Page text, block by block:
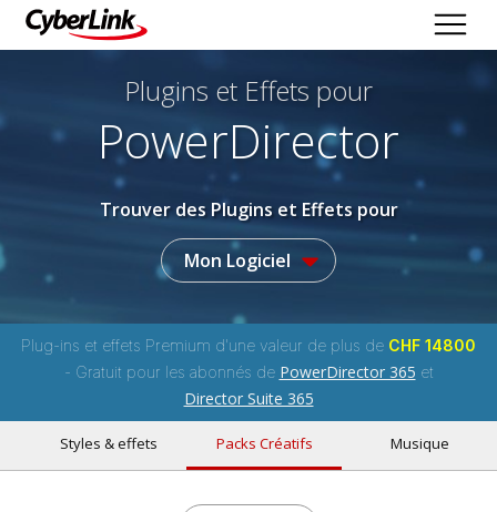
Plugins et Effets pour
PowerDirector
Trouver des Plugins et Effets pour
Mon Logiciel
Plug-ins et effets Premium d'une valeur de plus de CHF 14800
- Gratuit pour les abonnés de PowerDirector 365 et
Director Suite 365
Styles & effets Packs Créatifs Musique